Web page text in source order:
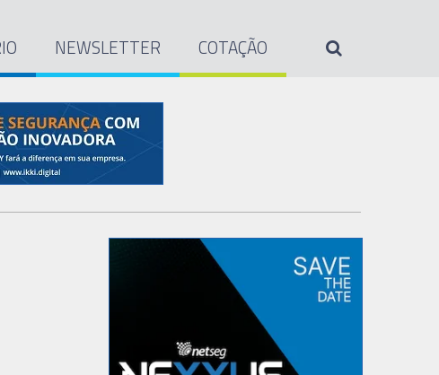
NEWSLETTER COTAÇÃO